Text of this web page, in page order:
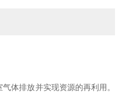
体排放并实现资源的再利用。